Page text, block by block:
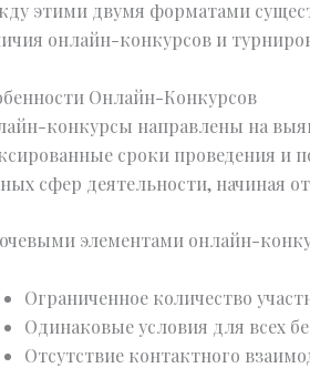
этими двумя форматами
онлайн-конкурсов и
Онлайн-Конкурсов
конкурсы направлены на
сроки проведения и
сфер деятельности, начиная
элементами онлайн-
Ограниченное количество
Одинаковые условия для всех
Отсутствие контактного